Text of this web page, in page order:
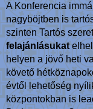
A Konferencia
nagyböjtben is
szinten Tartós
felajánlásukat
helyen a jövő heti
követő
évtől lehetőség
központokban is